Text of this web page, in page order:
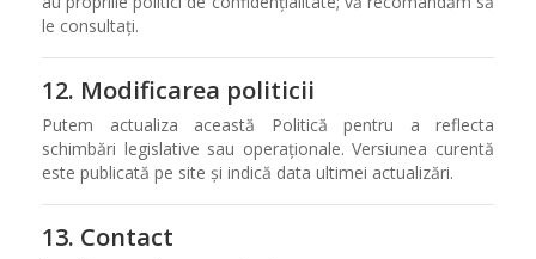
le consultați.
12. Modificarea politicii
Putem actualiza această Politică pentru a reflecta
schimbări legislative sau operaționale. Versiunea curentă
este publicată pe site și indică data ultimei actualizări.
13. Contact